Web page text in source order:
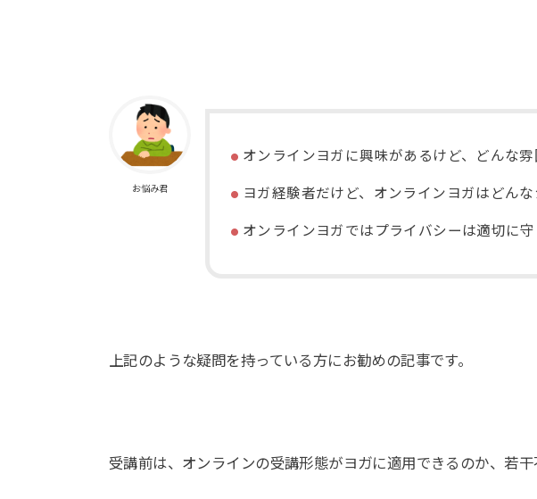
お悩み君
オンラインヨガに興味があるけど、どんな雰
ヨガ経験者だけど、オンラインヨガはどんな
オンラインヨガではプライバシーは適切に守
上記のような疑問を持っている方にお勧めの記事です。
受講前は、オンラインの受講形態がヨガに適用できるのか、若干